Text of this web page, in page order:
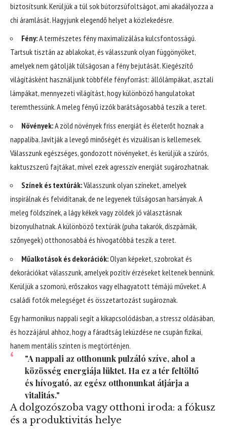
biztosítsunk. Kerüljük a túl sok bútorzsúfoltságot, ami akadályozza a
chi áramlását. Hagyjunk elegendő helyet a közlekedésre.
Fény:A természetes fény maximalizálása kulcsfontosságú.
Tartsuk tisztán az ablakokat, és válasszunk olyan függönyöket,
amelyek nem gátolják túlságosan a fény bejutását. Kiegészítő
világításként használjunk többféle fényforrást: állólámpákat, asztali
lámpákat, mennyezeti világítást, hogy különböző hangulatokat
teremthessünk. A meleg fényű izzók barátságosabbá teszik a teret.
Növények:A zöld növények friss energiát és életerőt hoznak a
nappaliba. Javítják a levegő minőségét és vizuálisan is kellemesek.
Válasszunk egészséges, gondozott növényeket, és kerüljük a szúrós,
kaktuszszerű fajtákat, mivel ezek agresszív energiát sugározhatnak.
Színek és textúrák:Válasszunk olyan színeket, amelyek
inspirálnak és felvidítanak, de ne legyenek túlságosan harsányak. A
meleg földszínek, a lágy kékek vagy zöldek jó választásnak
bizonyulhatnak. A különböző textúrák (puha takarók, díszpárnák,
szőnyegek) otthonosabbá és hívogatóbbá teszik a teret.
Műalkotások és dekorációk:Olyan képeket, szobrokat és
dekorációkat válasszunk, amelyek pozitív érzéseket keltenek bennünk.
Kerüljük a szomorú, erőszakos vagy elhagyatott témájú műveket. A
családi fotók melegséget és összetartozást sugároznak.
Egy harmonikus nappali segít a kikapcsolódásban, a stressz oldásában,
és hozzájárul ahhoz, hogy a fáradtság leküzdése ne csupán fizikai,
hanem mentális szinten is megtörténjen.
"A nappali az otthonunk pulzáló szíve, ahol a
közösség energiája lüktet. Ha ez a tér feltöltő
és hívogató, az egész otthonunkat átjárja a
vitalitás."
A dolgozószoba vagy otthoni iroda: a fókusz
és a produktivitás helye